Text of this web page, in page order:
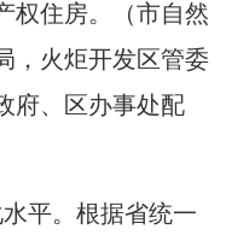
权住房。（市自然
，火炬开发区管委
府、区办事处配
平。根据省统一